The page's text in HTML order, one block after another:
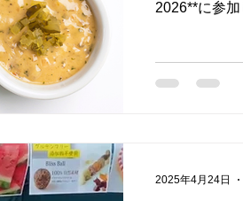
ガニックコッ
2026**に参加してきまし
リアージュ
トです。 ##
2025年4月24日